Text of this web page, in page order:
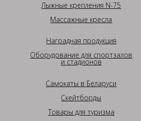
Лыжные крепления N-75
Массажные кресла
Наградная продукция
Оборудование для спортзалов
и стадионов
Самокаты в Беларуси
Скейтборды
Товары для туризма